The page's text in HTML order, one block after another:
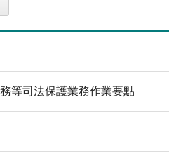
等司法保護業務作業要點